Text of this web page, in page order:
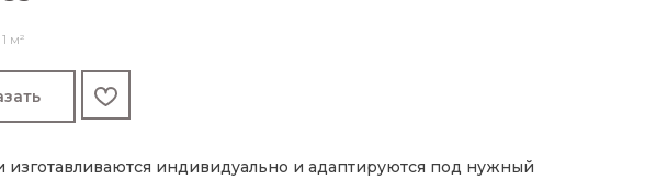
1 м²
изготавливаются индивидуально и адаптируются под нужный